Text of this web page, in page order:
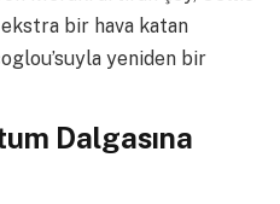
bir hava katan
yeniden bir
Dalgasına